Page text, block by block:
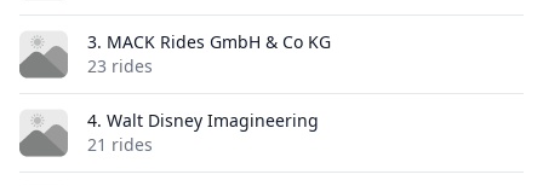
3. MACK Rides GmbH & Co KG
23 rides
4. Walt Disney Imagineering
21 rides